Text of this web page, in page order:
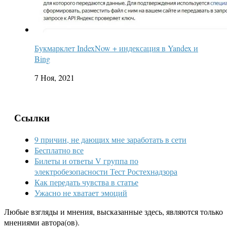
Букмарклет IndexNow + индексация в Yandex и
Bing
7 Ноя, 2021
Ссылки
9 причин, не дающих мне заработать в сети
Бесплатно все
Билеты и ответы V группа по
электробезопасности Тест Ростехнадзора
Как передать чувства в статье
Ужасно не хватает эмоций
Любые взгляды и мнения, высказанные здесь, являются только
мнениями автора(ов).